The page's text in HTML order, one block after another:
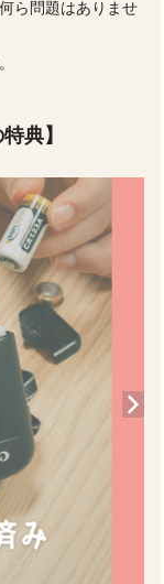
ら問題はありませ
典】